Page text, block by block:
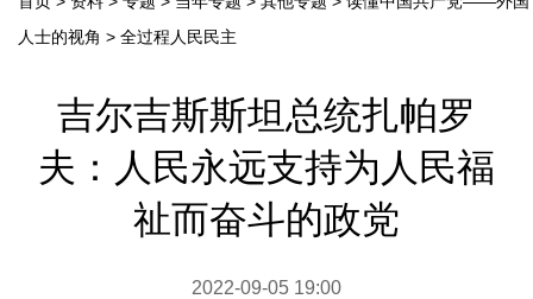
人士的视角 > 全过程人民民主
吉尔吉斯斯坦总统扎帕罗
夫：人民永远支持为人民福
祉而奋斗的政党
2022-09-05 19:00